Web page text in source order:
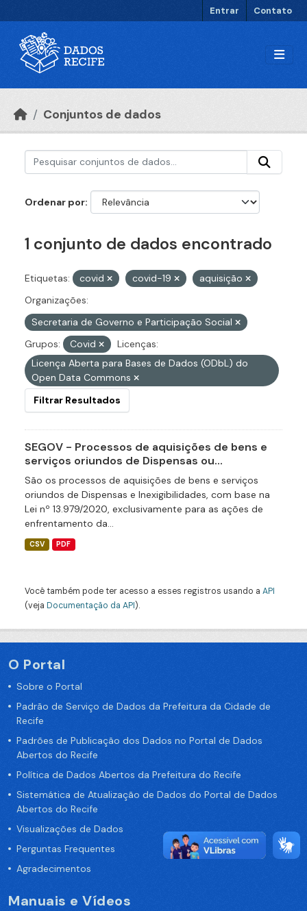
Entrar Contato
Conjuntos de dados
Ordenar por
1 conjunto de dados encontrado
Etiquetas: covid covid-19
aquisição
Organizações:
Secretaria de Governo e Participação Social
Grupos:
Covid
Licenças:
Licença Aberta para Bases de Dados (ODbL) do
Open Data Commons
Filtrar Resultados
SEGOV - Processos de aquisições de bens e
serviços oriundos de Dispensas ou...
São os processos de aquisições de bens e serviços
oriundos de Dispensas e Inexigibilidades, com base na
Lei nº 13.979/2020, exclusivamente para as ações de
enfrentamento da...
CSV PDF
Você também pode ter acesso a esses registros usando a API
(veja Documentação da API).
O Portal
Sobre o Portal
Padrão de Serviço de Dados da Prefeitura da Cidade de
Recife
Padrões de Publicação dos Dados no Portal de Dados
Abertos do Recife
Política de Dados Abertos da Prefeitura do Recife
Sistemática de Atualização de Dados do Portal de Dados
Abertos do Recife
Visualizações de Dados
Perguntas Frequentes
Agradecimentos
Manuais e Vídeos